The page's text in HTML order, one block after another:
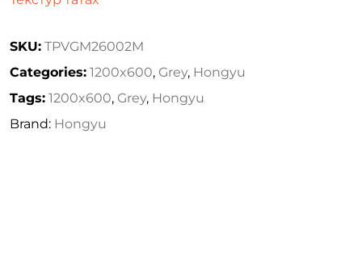
SKU: TPVGM26002M
Categories: 1200x600, Grey, Hongyu
Tags: 1200x600, Grey, Hongyu
Brand: Hongyu